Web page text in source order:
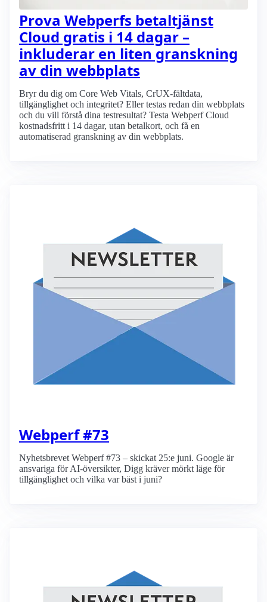
Prova Webperfs betaltjänst
Cloud gratis i 14 dagar –
inkluderar en liten granskning
av din webbplats
Bryr du dig om Core Web Vitals, CrUX-fältdata,
tillgänglighet och integritet? Eller testas redan din webbplats
och du vill förstå dina testresultat? Testa Webperf Cloud
kostnadsfritt i 14 dagar, utan betalkort, och få en
automatiserad granskning av din webbplats.
Webperf #73
Nyhetsbrevet Webperf #73 – skickat 25:e juni. Google är
ansvariga för AI-översikter, Digg kräver mörkt läge för
tillgänglighet och vilka var bäst i juni?